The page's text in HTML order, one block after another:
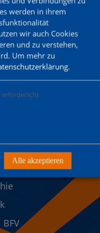
Inn
werden in ihrem
wir auch Cookies
und zu verstehen,
Um mehr zu
.
erforderlich)
Alle akzeptieren